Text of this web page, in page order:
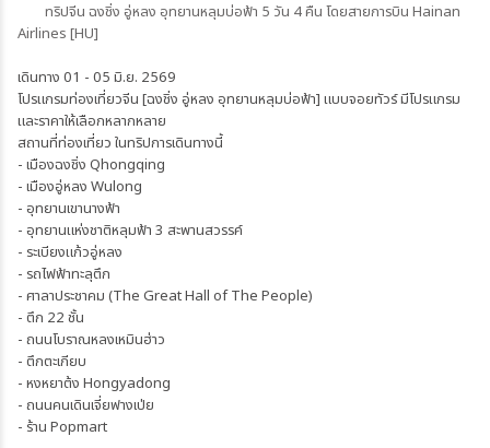
ทริปจีน ฉงชิ่ง อู่หลง อุทยานหลุมบ่อฟ้า 5 วัน 4 คืน โดยสายการบิน Hainan
Airlines [HU]
เดินทาง 01 - 05 มิ.ย. 2569
โปรแกรมท่องเที่ยวจีน [ฉงชิ่ง อู่หลง อุทยานหลุมบ่อฟ้า] แบบจอยทัวร์ มีโปรแกรม
และราคาให้เลือกหลากหลาย
สถานที่ท่องเที่ยว ในทริปการเดินทางนี้
- เมืองฉงชิ่ง Qhongqing
- เมืองอู่หลง Wulong
- อุทยานเขานางฟ้า
- อุทยานแห่งชาติหลุมฟ้า 3 สะพานสวรรค์
- ระเบียงแก้วอู่หลง
- รถไฟฟ้าทะลุตึก
- ศาลาประชาคม (The Great Hall of The People)
- ตึก 22 ชั้น
- ถนนโบราณหลงเหมินฮ่าว
- ตึกตะเกียบ
- หงหยาต้ง Hongyadong
- ถนนคนเดินเจี่ยฟางเป่ย
- ร้าน Popmart